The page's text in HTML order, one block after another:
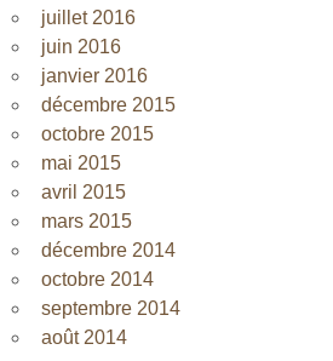
juillet 2016
juin 2016
janvier 2016
décembre 2015
octobre 2015
mai 2015
avril 2015
mars 2015
décembre 2014
octobre 2014
septembre 2014
août 2014